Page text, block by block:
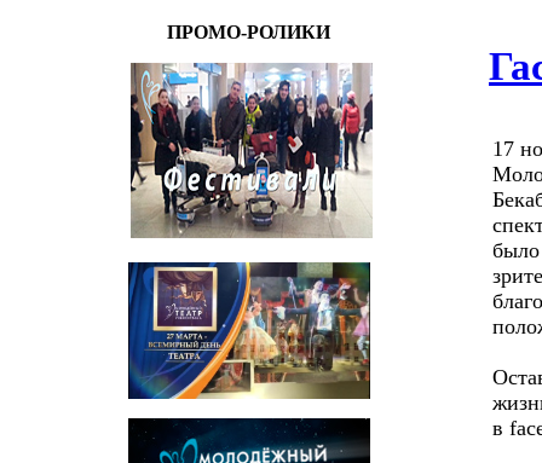
ПРОМО-РОЛИКИ
17
было
в